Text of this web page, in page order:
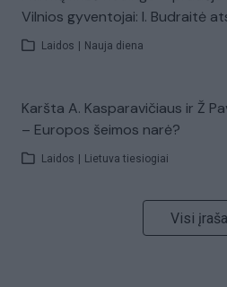
Vilnios gyventojai: I. Budraitė
Laidos Nauja diena
Karšta A. Kasparavičiaus ir Ž
– Europos šeimos narė?
Laidos Lietuva tiesiogiai
Visi